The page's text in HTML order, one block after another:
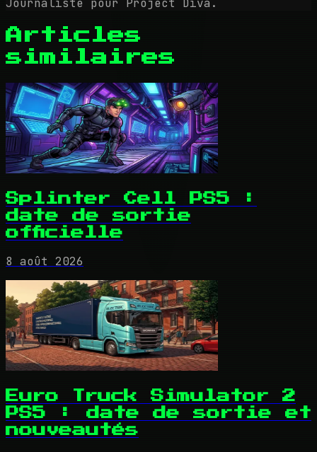
Journaliste pour Project Diva.
Articles
similaires
Splinter Cell PS5 :
date de sortie
officielle
8 août 2026
Euro Truck Simulator 2
PS5 : date de sortie et
nouveautés